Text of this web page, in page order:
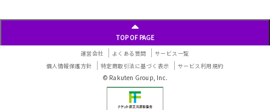
TOP OF PAGE
運営会社 よくある質問
サービス一覧
個人情報保護方針
特定商取引法に基づく表示 サービス利用規約
© Rakuten Group, Inc.